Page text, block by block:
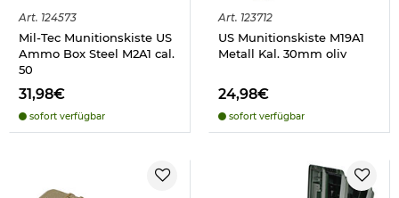
Art. 124573
Mil-Tec Munitionskiste US
Ammo Box Steel M2A1 cal.
50
31,98€
sofort verfügbar
Art. 123712
US Munitionskiste M19A1
Metall Kal. 30mm oliv
24,98€
sofort verfügbar